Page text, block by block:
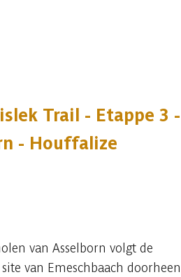
Trail - Etappe 3 -
- Houffalize
van Asselborn volgt de
van Emeschbaach doorheen